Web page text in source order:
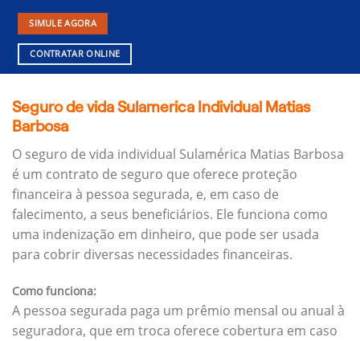
SIMULE AGORA
CONTRATAR ONLINE
Seguro de vida Sulamerica Individual Matias
Barbosa
O seguro de vida individual Sulamérica Matias Barbosa
é um contrato de seguro que oferece proteção
financeira à pessoa segurada, e, em caso de
falecimento, a seus beneficiários. Ele funciona como
uma indenização em dinheiro, que pode ser usada
para cobrir diversas necessidades financeiras.
Como funciona:
A pessoa segurada paga um prêmio mensal ou anual à
seguradora, que em troca oferece cobertura em caso